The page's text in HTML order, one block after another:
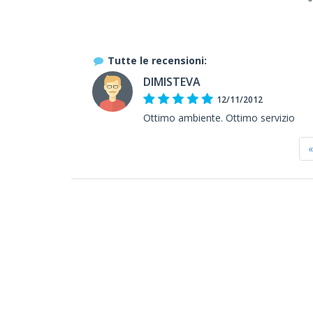
Tutte le recensioni:
DIMISTEVA
12/11/2012
Ottimo ambiente. Ottimo servizio
«